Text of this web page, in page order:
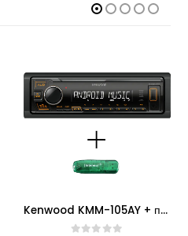
Kenwood KMM-105AY + подарък